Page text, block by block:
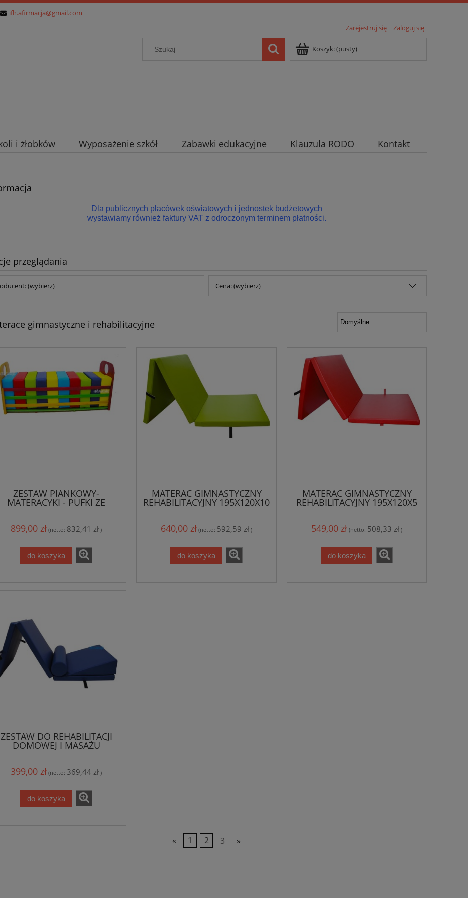
ifh.afirmacja@gmail.com
Zarejestruj się
Zaloguj się
Koszyk:(pusty)
i żłobków Wyposażenie szkół Zabawki edukacyjne Klauzula RODO Kontakt
Dla publicznych placówek oświatowych i jednostek budżetowych
wystawiamy również faktury VAT z odroczonym terminem płatności.
przeglądania
(wybierz) Cena: (wybierz)
gimnastyczne i rehabilitacyjne
ZESTAW PIANKOWY-
MATERACYKI - PUFKI ZE
899,00 zł (netto: 832,41 zł )
do koszyka
MATERAC GIMNASTYCZNY
REHABILITACYJNY 195X120X10
CM
640,00 zł (netto: 592,59 zł )
do koszyka
MATERAC GIMNASTYCZNY
REHABILITACYJNY 195X120X5
CM
549,00 zł (netto: 508,33 zł )
do koszyka
ZESTAW DO REHABILITACJI
DOMOWEJ I MASAŻU
399,00 zł (netto: 369,44 zł )
do koszyka
« 1 2 3 »